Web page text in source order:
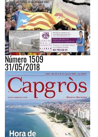
Número 1509
31/05/2018